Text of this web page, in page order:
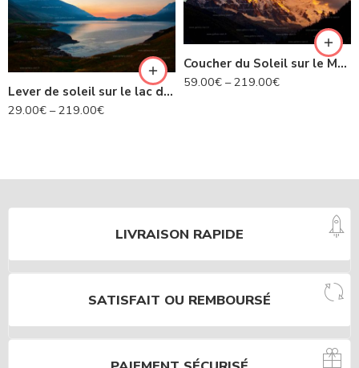
Lever de soleil sur le lac du Mont Cenis – Savoie N°452
29.00€ –219.00€
Coucher du Soleil sur le Mont Blanc
59.00€ –219.00€
LIVRAISON RAPIDE
SATISFAIT OU REMBOURSÉ